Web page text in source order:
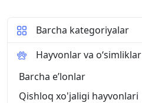
Barcha kategoriyalar
Hayvonlar va o‘simliklar
Barcha eʼlonlar
Qishloq xo'jaligi hayvonlari